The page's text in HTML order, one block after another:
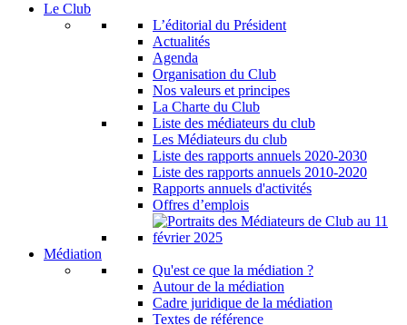
Le Club
L’éditorial du Président
Actualités
Agenda
Organisation du Club
Nos valeurs et principes
La Charte du Club
Liste des médiateurs du club
Les Médiateurs du club
Liste des rapports annuels 2020-2030
Liste des rapports annuels 2010-2020
Rapports annuels d'activités
Offres d’emplois
Médiation
Qu'est ce que la médiation ?
Autour de la médiation
Cadre juridique de la médiation
Textes de référence